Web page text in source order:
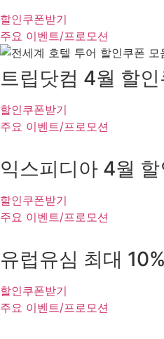
할인쿠폰받기
주요 이벤트/프로모션
트립닷컴 4월 할
할인쿠폰받기
주요 이벤트/프로모션
익스피디아 4월
할인쿠폰받기
주요 이벤트/프로모션
유럽유심 최대
할인쿠폰받기
주요 이벤트/프로모션